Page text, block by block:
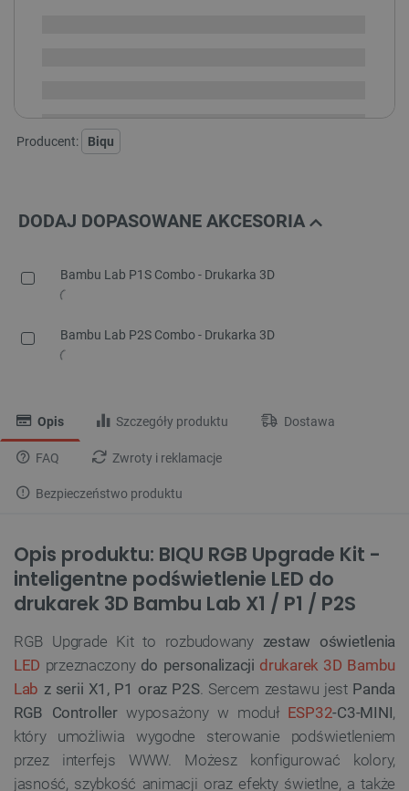
Producent: Biqu
DODAJ DOPASOWANE AKCESORIA
Bambu Lab P1S Combo - Drukarka 3D
Bambu Lab P2S Combo - Drukarka 3D
Opis Szczegóły produktu Dostawa
FAQ Zwroty i reklamacje
Bezpieczeństwo produktu
Opis produktu: BIQU RGB Upgrade Kit -
inteligentne podświetlenie LED do
drukarek 3D Bambu Lab X1 / P1 / P2S
RGB Upgrade Kit to rozbudowany zestaw oświetlenia
LED przeznaczony do personalizacji drukarek 3D Bambu
Lab z serii X1, P1 oraz P2S. Sercem zestawu jest Panda
RGB Controllerwyposażony w moduł ESP32-C3-MINI,
który umożliwia wygodne sterowanie podświetleniem
przez interfejs WWW. Możesz konfigurować kolory,
jasność, szybkość animacji oraz efekty świetlne, a także